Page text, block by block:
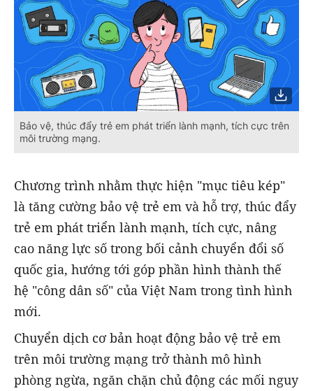
Bảo vệ, thúc đẩy trẻ em phát triển lành mạnh, tích cực trên
môi trường mạng.
Chương trình nhằm thực hiện "mục tiêu kép"
là tăng cường bảo vệ trẻ em và hỗ trợ, thúc đẩy
trẻ em phát triển lành mạnh, tích cực, nâng
cao năng lực số trong bối cảnh chuyển đổi số
quốc gia, hướng tới góp phần hình thành thế
hệ "công dân số" của Việt Nam trong tình hình
mới.
Chuyển dịch cơ bản hoạt động bảo vệ trẻ em
trên môi trường mạng trở thành mô hình
phòng ngừa, ngăn chặn chủ động các mối nguy